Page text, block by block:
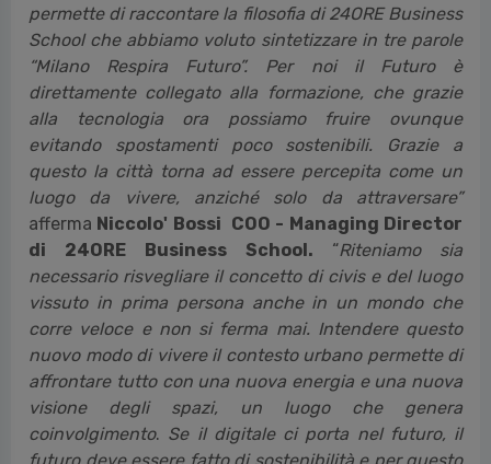
dell’innovazione digitale. Sarà possibile assistere a
open lesson, eventi serali e sarà esposta
l’installazione interattiva audiovisiva dal titolo
MILANO BREATH, opera del new media artist
Cristian Rizzuti
“Essere partner culturale della Milano Digital Week ci
permette di raccontare la filosofia di 24ORE Business
School che abbiamo voluto sintetizzare in tre parole
“Milano Respira Futuro”. Per noi il Futuro è
direttamente collegato alla formazione, che grazie
alla tecnologia ora possiamo fruire ovunque
evitando spostamenti poco sostenibili. Grazie a
questo la città torna ad essere percepita come un
luogo da vivere, anziché solo da attraversare”
afferma
Niccolo' Bossi COO - Managing Director
di 24ORE Business School.
“ Riteniamo
sia
necessario risvegliare il concetto di civis e del luogo